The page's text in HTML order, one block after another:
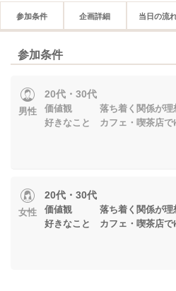
参加条件 企画詳細 当日の流
参加条件
男性
20代・30代
価値観 落ち着く関係が理
好きなこと カフェ・喫茶店で
女性
20代・30代
価値観 落ち着く関係が理
好きなこと カフェ・喫茶店で